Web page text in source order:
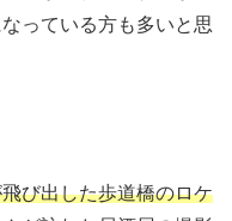
っている方も多いと思
び出した歩道橋のロケ